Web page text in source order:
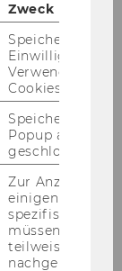
in
from 3
Zweck
Speichert Ihre
Einwilligung zur
Verwendung von
Cookies.
Speichert ob ein
Popup
geschlossen
Zur Anzeige von
einigen WU-
spezifischen
müssen
teilweise von
nachgelagerten